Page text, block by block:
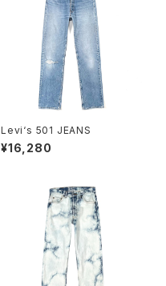
Levi‘s 501 JEANS
¥16,280